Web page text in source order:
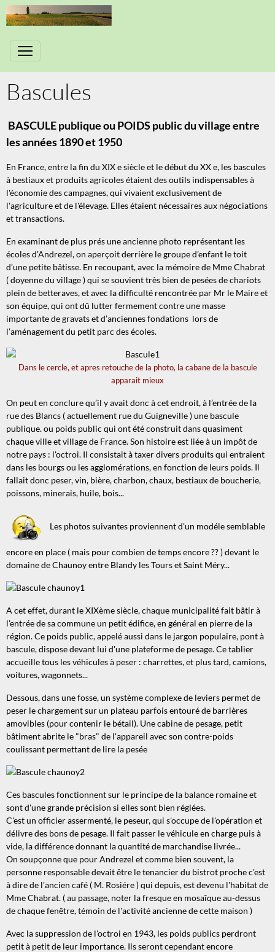
Bascules
BASCULE publique ou POIDS public du village entre
les années 1890 et 1950
En France, entre la fin du XIX e siècle et le début du XX e, les bascules
à bestiaux et produits agricoles étaient des outils indispensables à
l'économie des campagnes, qui vivaient exclusivement de
l'agriculture et de l'élevage. Elles étaient nécessaires aux négociations
et transactions.
En examinant de plus prés une ancienne photo représentant les
écoles d'Andrezel, on aperçoit derrière le groupe d’enfant le toit
d’une petite bâtisse. En recoupant, avec la mémoire de Mme Chabrat
( doyenne du village ) qui se souvient très bien de pesées de chariots
plein de betteraves, et avec la difficulté rencontrée par Mr le Maire et
son équipe, qui ont dû lutter fermement contre une masse
importante de gravats et d’anciennes fondations lors de
l’aménagement du petit parc des écoles.
Dans le cercle, et apres retouche de la photo, la cabane de la bascule
apparait mieux
On peut en conclure qu’il y avait donc à cet endroit, à l’entrée de la
rue des Blancs ( actuellement rue du Guigneville ) une bascule
publique. ou poids public qui ont été construit dans quasiment
chaque ville et village de France. Son histoire est liée à un impôt de
notre pays : l'octroi. Il consistait à taxer divers produits qui entraient
dans les bourgs ou les agglomérations, en fonction de leurs poids. Il
fallait donc peser, vin, bière, charbon, chaux, bestiaux de boucherie,
poissons, minerais, huile, bois...
Les photos suivantes proviennent d'un modéle semblable
encore en place ( mais pour combien de temps encore ?? ) devant le
domaine de Chaunoy entre Blandy les Tours et Saint Méry...
A cet effet, durant le XIXème siècle, chaque municipalité fait bâtir à
l'entrée de sa commune un petit édifice, en général en pierre de la
région. Ce poids public, appelé aussi dans le jargon populaire, pont à
bascule, dispose devant lui d'une plateforme de pesage. Ce tablier
accueille tous les véhicules à peser : charrettes, et plus tard, camions,
voitures, wagonnets...
Dessous, dans une fosse, un système complexe de leviers permet de
peser le chargement sur un plateau parfois entouré de barrières
amovibles (pour contenir le bétail). Une cabine de pesage, petit
bâtiment abrite le "bras" de l'appareil avec son contre-poids
coulissant permettant de lire la pesée
Ces bascules fonctionnent sur le principe de la balance romaine et
sont d'une grande précision si elles sont bien réglées.
C'est un officier assermenté, le peseur, qui s'occupe de l'opération et
délivre des bons de pesage. Il fait passer le véhicule en charge puis à
vide, la différence donnant la quantité de marchandise livrée...
On soupçonne que pour Andrezel et comme bien souvent, la
personne responsable devait être le tenancier du bistrot proche c'est
à dire de l'ancien café ( M. Rosiére ) qui depuis, est devenu l'habitat de
Mme Chabrat. ( au passage, noter la fresque en mosaîque au-dessus
de chaque fenêtre, témoin de l'activité ancienne de cette maison )
Avec la suppression de l'octroi en 1943, les poids publics perdront
petit à petit de leur importance. Ils seront cependant encore